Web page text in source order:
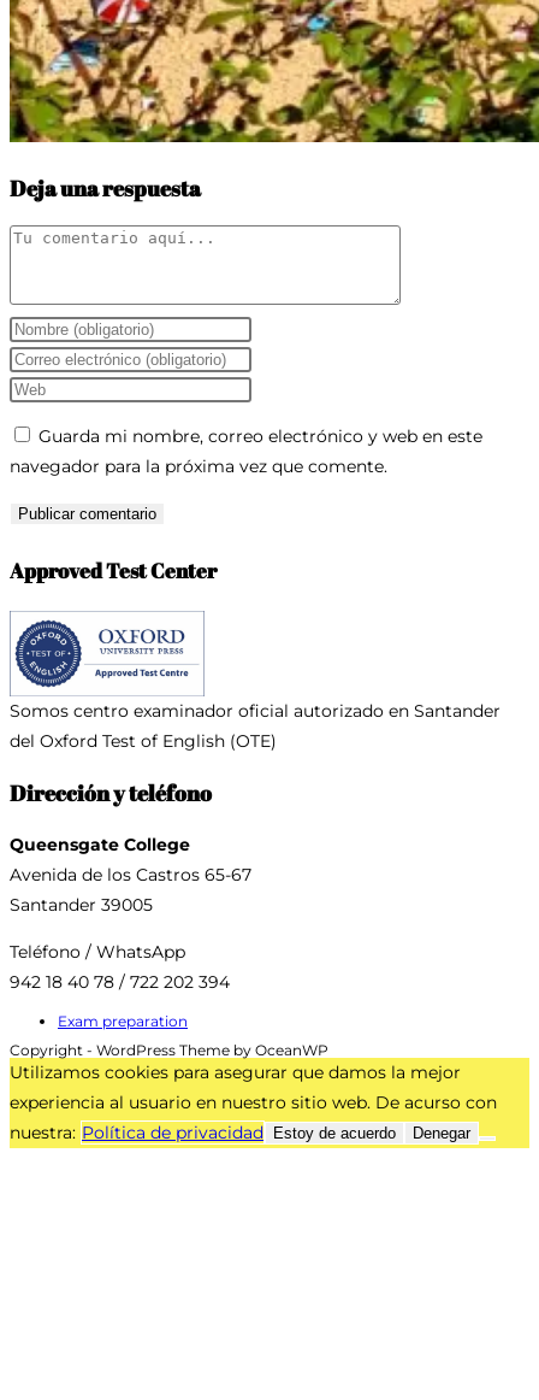
Deja una respuesta
Comentario
Introduce
tu
nombre
nombre
de
usuario
comentar
Introduce
tu
de
correo
electrónico
comentar
Introduce
URL
de
tu
(opcional)
Guarda mi nombre, correo electrónico y web en este
navegador para la próxima vez que comente.
Approved Test Center
Somos centro examinador oficial autorizado en Santander
del Oxford Test of English (OTE)
Dirección y teléfono
Queensgate College
Avenida de los Castros 65-67
Santander 39005
Teléfono / WhatsApp
942 18 40 78 / 722 202 394
Exam preparation
Copyright - WordPress Theme by OceanWP
Utilizamos cookies para asegurar que damos la mejor
experiencia al usuario en nuestro sitio web. De acurso con
nuestra: Política de privacidad Estoy de acuerdo Denegar